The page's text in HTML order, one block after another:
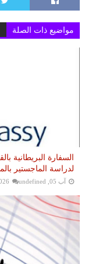
مواضيع ذات الصلة
لدراسة الماجستير
آب 05, 2026 undefined